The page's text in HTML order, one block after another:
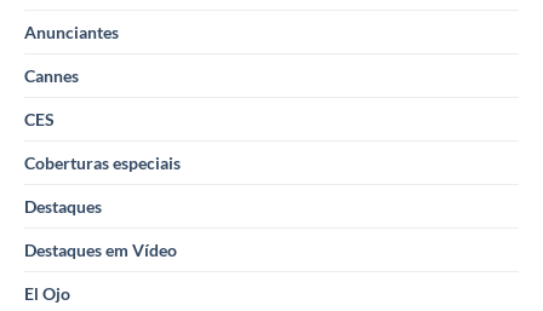
Anunciantes
Cannes
CES
Coberturas especiais
Destaques
Destaques em Vídeo
El Ojo